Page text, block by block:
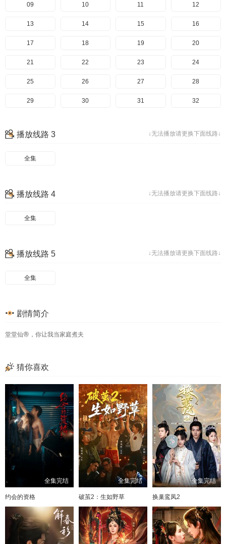
49 50 51 52
53 54 55 56
57 58 59 60
61 62 63 64
65 66 67 68
69 70
09 10 11 12
13 14 15 16
17 18 19 20
21 22 23 24
25 26 27 28
29 30 31 32
37
41
49 52
53
61 64
65
↓无法播放请更换下面线路↓
播放线路 3
全集
↓无法播放请更换下面线路↓
播放线路 4
全集
↓无法播放请更换下面线路↓
播放线路 5
全集
剧情简介
堂堂仙帝，你让我当家庭煮夫
猜你喜欢
全集完结
约会的资格
全集完结
破茧2：生如野草
全集完结
换巢鸾凤2